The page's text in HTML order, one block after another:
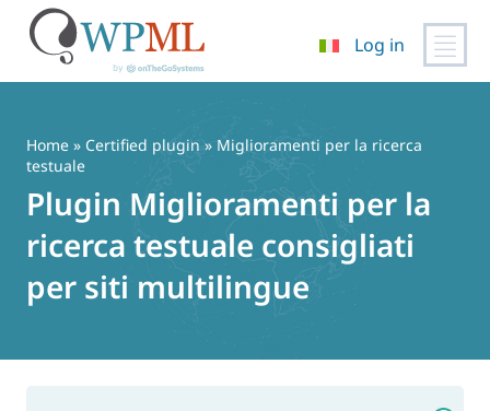
contenuto
Log in
Home » Certified plugin » Miglioramenti per la ricerca
testuale
Plugin Miglioramenti per la
ricerca testuale consigliati
per siti multilingue